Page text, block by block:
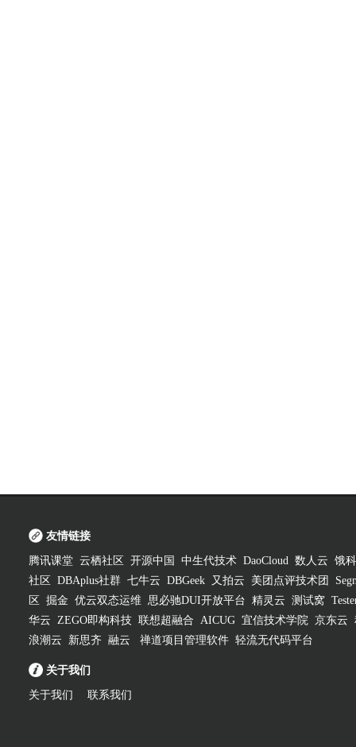
友情链接
腾讯课堂 云栖社区 开源中国 中生代技术 DaoCloud 数人云 饿
社区
DBAplus社群 七牛云 DBGeek 又拍云 美团点评技术团
区
掘金 优云双态运维 思必驰DUI开放平台 精灵云 测试窝
华云 ZEGO即构科技 联想超融合 AICUG 宜信技术学院 京东云
浪潮云
新思齐 融云 禅道项目管理软件 轻流无代码平台
关于我们
关于我们 联系我们